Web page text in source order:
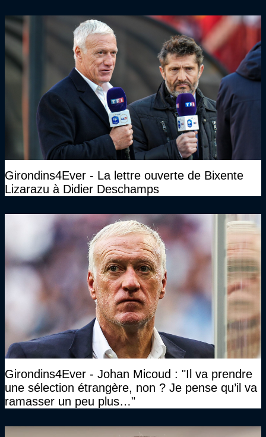
Girondins4Ever - La lettre ouverte de Bixente
Lizarazu à Didier Deschamps
Girondins4Ever - Johan Micoud : "Il va prendre
une sélection étrangère, non ? Je pense qu’il va
ramasser un peu plus…"